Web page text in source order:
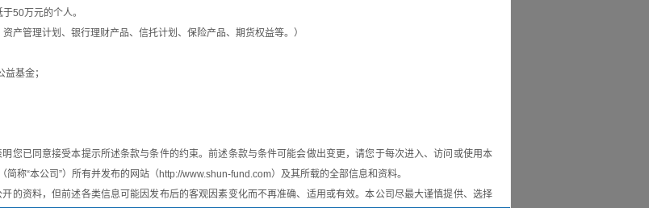
50万元的个人。
管理计划、银行理财产品、信托计划、保险产品、期货权益等。）
基金；
已同意接受本提示所述条款与条件的约束。前述条款与条件可能会做出变更，请您于每次进入、访问或使用本
称“本公司”）所有并发布的网站（http://www.shun-fund.com）及其所载的全部信息和资料。
资料，但前述各类信息可能因发布后的客观因素变化而不再准确、适用或有效。本公司尽最大谨慎提供、选择
面，上证指数下跌6.4%，沪深300下跌7.86%，创业板指大跌23%，科创50指数重挫25.